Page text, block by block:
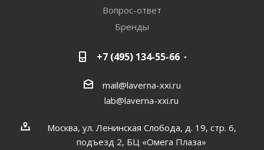
Вопрос-ответ
Бренды
+7 (495) 134-55-66
mail@laverna-xxi.ru
lab@laverna-xxi.ru
Москва, ул. Ленинская Слобода, д. 19, стр. 6,
подъезд 2, БЦ «Омега Плаза»